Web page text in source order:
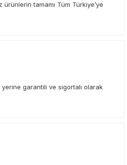
ürünlerin tamamı Tüm Türkiye’ye
garantili ve sigortalı olarak